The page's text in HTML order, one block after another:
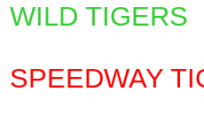
WILD TIGERS
SPEEDWAY